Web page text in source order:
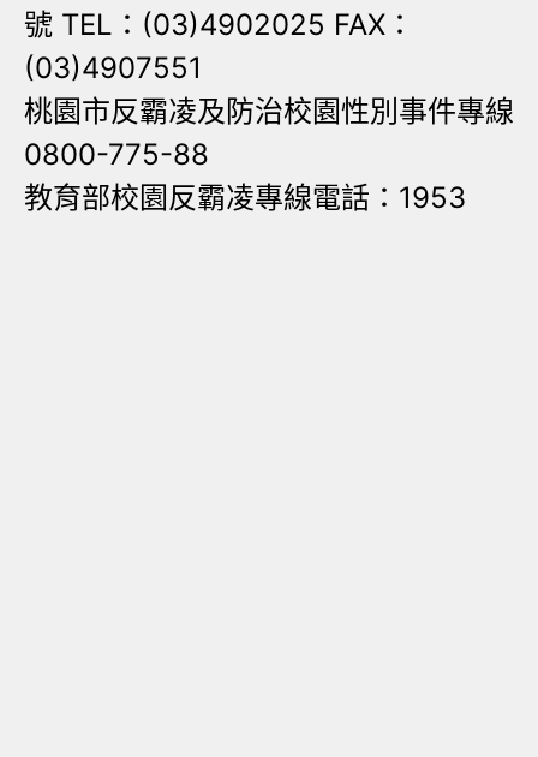
號 TEL：(03)4902025 FAX：
(03)4907551
桃園市反霸凌及防治校園性別事件專線
0800-775-88
教育部校園反霸凌專線電話：1953